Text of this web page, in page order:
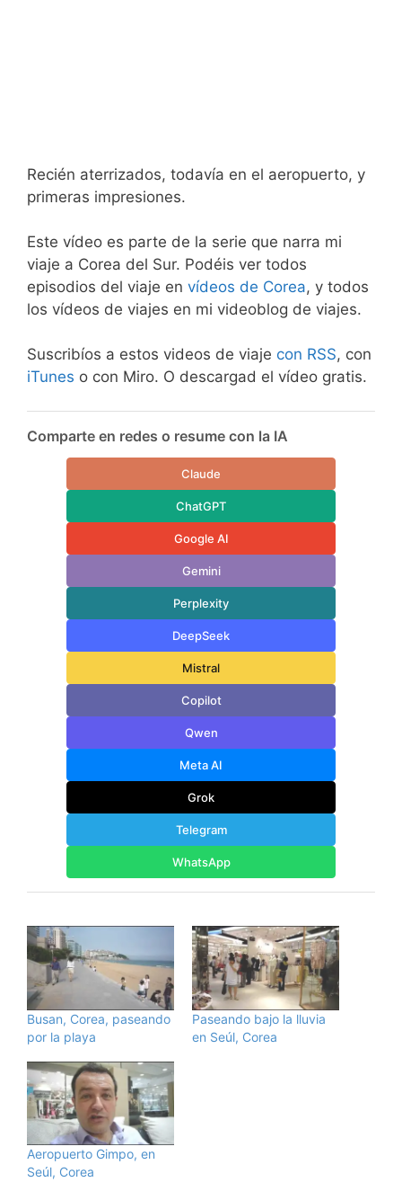
Recién aterrizados, todavía en el aeropuerto, y
primeras impresiones.
Este vídeo es parte de la serie que narra mi
viaje a Corea del Sur. Podéis ver todos
episodios del viaje en vídeos de Corea, y todos
los vídeos de viajes en mi videoblog de viajes.
Suscribíos a estos videos de viaje con RSS, con
iTunes o con Miro. O descargad el vídeo gratis.
Comparte en redes o resume con la IA
Claude
ChatGPT
Google AI
Gemini
Perplexity
DeepSeek
Mistral
Copilot
Qwen
Meta AI
Grok
Telegram
WhatsApp
Busan, Corea, paseando
por la playa
Paseando bajo la lluvia
en Seúl, Corea
Aeropuerto Gimpo, en
Seúl, Corea